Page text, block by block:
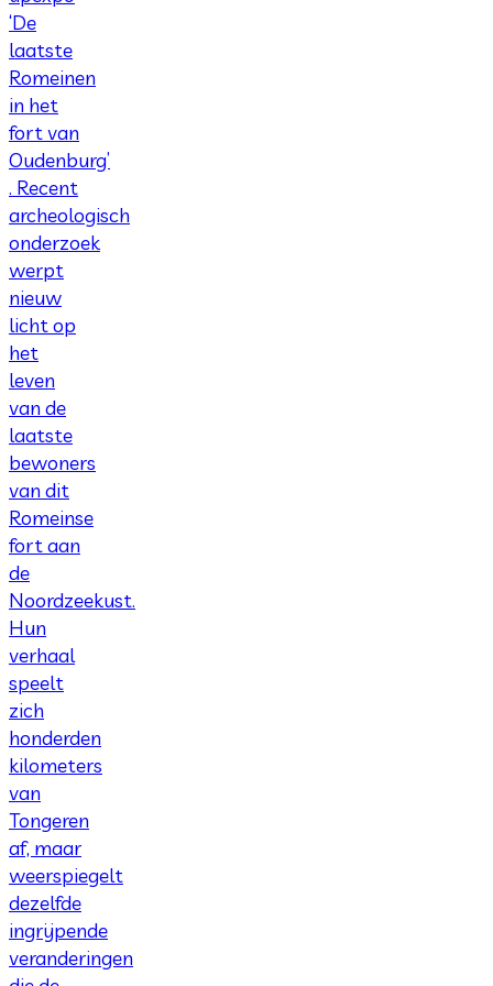
‘De
laatste
Romeinen
in het
fort van
Oudenburg’
. Recent
archeologisch
onderzoek
werpt
nieuw
licht op
het
leven
van de
laatste
bewoners
van dit
Romeinse
fort aan
de
Noordzeekust.
Hun
verhaal
speelt
zich
honderden
kilometers
van
Tongeren
af, maar
weerspiegelt
dezelfde
ingrijpende
veranderingen